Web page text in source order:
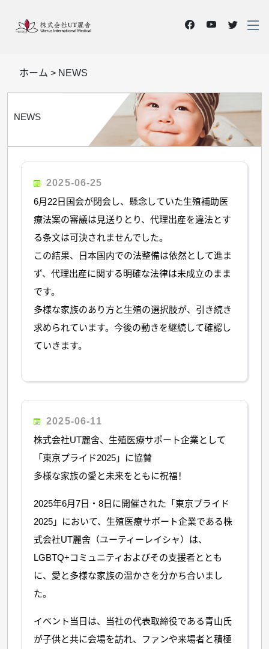
ホーム > NEWS
NEWS
2025-06-25
6月22日国会が閉会し、懸念していた生殖補助医
療法案の審議は見送りとり、代理出産を違法とす
る条文は可決されませんでした。
この結果、日本国内での法整備は依然として進ま
ず、代理出産に関する明確な法律は未成立のまま
です。
多様な家族のあり方と生殖の選択肢が、引き続き
求められています。今後の動きを継続して確認し
ていきます。
2025-06-11
株式会社UT麗舍、生殖医療サポート企業として
「東京プライド2025」に協賛
多様な家族の愛と未来をともに祝福！
2025年6月7日・8日に開催された「東京プライド
2025」において、生殖医療サポート企業である株
式会社UT麗舍（ユーティーレイシャ）は、
LGBTQ+コミュニティおよびその支援者ととも
に、愛と多様な家族の温かさを分かち合いまし
た。
イベント当日は、当社の代表取締役である青山氏
が子供と共に会場を訪れ、ファンや来場者と積極